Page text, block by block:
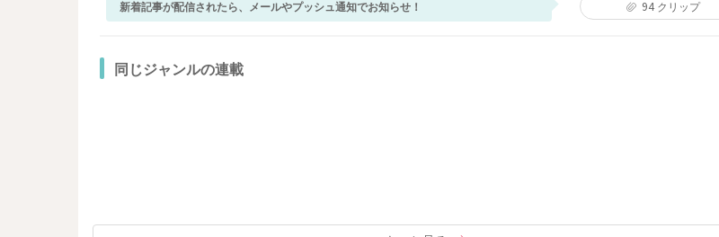
新着記事が配信されたら、メールやプッシュ通知でお知らせ！ 94クリップ
同じジャンルの連載